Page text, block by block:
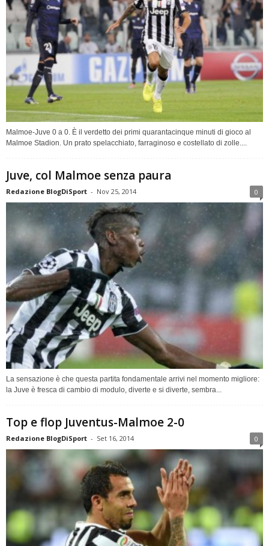
Malmoe-Juve 0 a 0. È il verdetto dei primi quarantacinque minuti di gioco al
Malmoe Stadion. Un prato spelacchiato, farraginoso e costellato di zolle....
Juve, col Malmoe senza paura
Redazione BlogDiSport - Nov 25, 2014 0
La sensazione è che questa partita fondamentale arrivi nel momento migliore:
la Juve è fresca di cambio di modulo, diverte e si diverte, sembra...
Top e flop Juventus-Malmoe 2-0
Redazione BlogDiSport - Set 16, 2014 0